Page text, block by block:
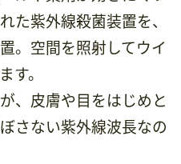
た紫外線殺菌装置を、
。空間を照射してウイ
す。
、皮膚や目をはじめと
さない紫外線波長なの